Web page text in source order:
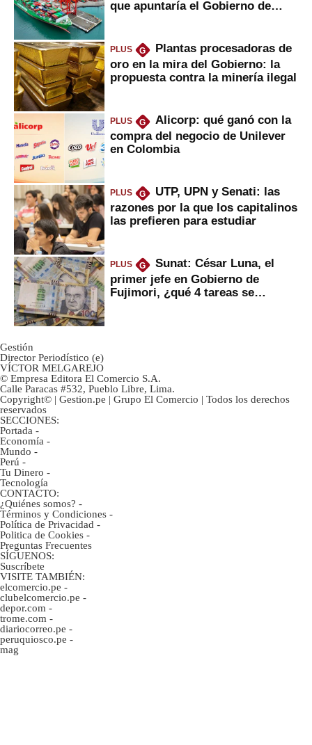
que apuntaría el Gobierno de
PLUS G
Plantas procesadoras de
oro en la mira del Gobierno: la
propuesta contra la minería ilegal
PLUS G
Alicorp: qué ganó con la
compra del negocio de Unilever
en Colombia
PLUS G
UTP, UPN y Senati: las
razones por la que los capitalinos
las prefieren para estudiar
PLUS G
Sunat: César Luna, el
primer jefe en Gobierno de
Fujimori, ¿qué 4 tareas se
Gestión
Director Periodístico (e)
VÍCTOR MELGAREJO
© Empresa Editora El Comercio S.A.
Calle Paracas #532, Pueblo Libre, Lima.
Copyright© | Gestion.pe | Grupo El Comercio | Todos los derechos
reservados
SECCIONES:
Portada -
Economía -
Mundo -
Perú -
Tu Dinero -
Tecnología
CONTACTO:
¿Quiénes somos? -
Términos y Condiciones -
Política de Privacidad -
Politica de Cookies -
Preguntas Frecuentes
SÍGUENOS:
Suscríbete
VISITE TAMBIÉN:
elcomercio.pe -
clubelcomercio.pe -
depor.com -
trome.com -
diariocorreo.pe -
peruquiosco.pe -
mag